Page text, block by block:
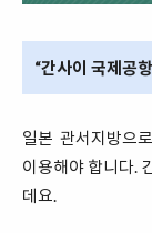
“간사이 국제공
일본 관서지방으
이용해야 합니다.
데요.